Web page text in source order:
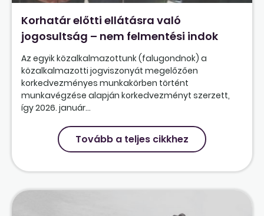
Korhatár előtti ellátásra való
jogosultság – nem felmentési indok
Az egyik közalkalmazottunk (falugondnok) a
közalkalmazotti jogviszonyát megelőzően
korkedvezményes munkakörben történt
munkavégzése alapján korkedvezményt szerzett,
így 2026. január...
Tovább a teljes cikkhez